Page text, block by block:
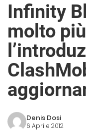
Infinity
molto
Denis Dosi
6 Aprile 2012